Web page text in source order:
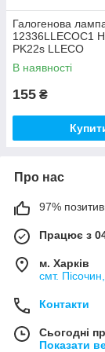
Галогенова
12336LLECOC1
PK22s LLECO
В наявності
155 ₴
Про нас
97%
Працює з
м. Харків
смт.
Контакти
Сьогодні
Показати